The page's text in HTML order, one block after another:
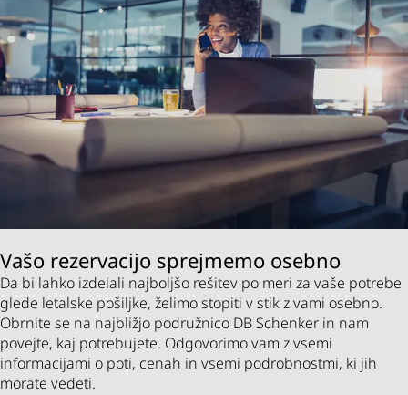
Vašo rezervacijo sprejmemo osebno
Da bi lahko izdelali najboljšo rešitev po meri za vaše potrebe
glede letalske pošiljke, želimo stopiti v stik z vami osebno.
Obrnite se na najbližjo podružnico DB Schenker in nam
povejte, kaj potrebujete. Odgovorimo vam z vsemi
informacijami o poti, cenah in vsemi podrobnostmi, ki jih
morate vedeti.